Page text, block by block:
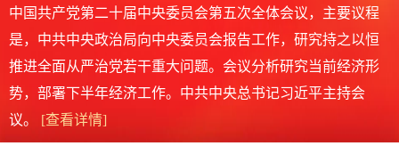
中国共产党第二十届中央委员会第五次全体会议，主要议程
是，中共中央政治局向中央委员会报告工作，研究持之以恒
推进全面从严治党若干重大问题。会议分析研究当前经济形
势，部署下半年经济工作。中共中央总书记习近平主持会
议。
[查看详情]